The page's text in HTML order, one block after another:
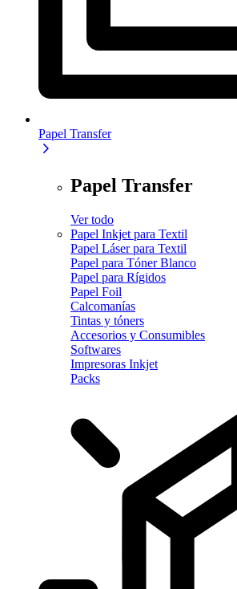
Papel Transfer
Papel Transfer
Ver todo
Papel Inkjet para Textil
Papel Láser para Textil
Papel para Tóner Blanco
Papel para Rígidos
Papel Foil
Calcomanías
Tintas y tóners
Accesorios y Consumibles
Softwares
Impresoras Inkjet
Packs